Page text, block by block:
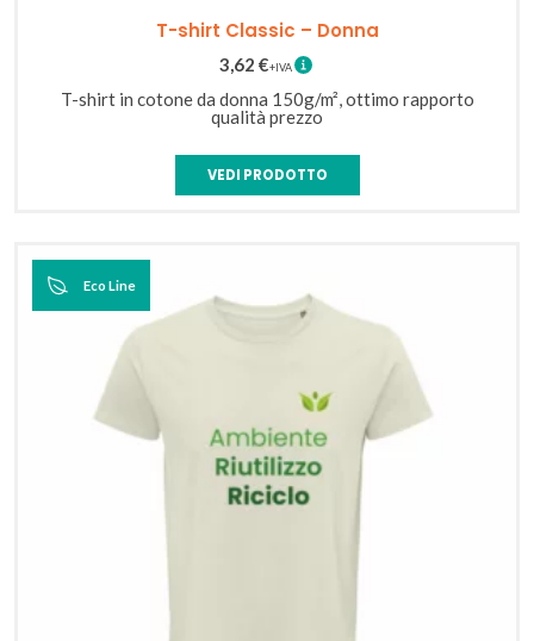
T-shirt Classic – Donna
3,62 €
T-shirt in cotone da donna 150g/m², ottimo rapporto
qualità prezzo
VEDI PRODOTTO
Eco Line
Eco Line